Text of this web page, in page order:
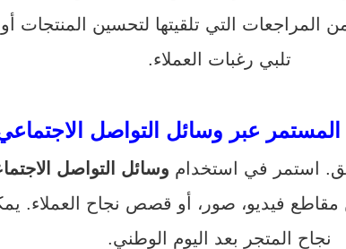
المراجعات التي تلقيتها لتحسين المنتجات
تلبي رغبات العملاء.
المستمر عبر وسائل التواصل
استمر في استخدام وسائل التواصل
فيديو، صور، أو قصص نجاح العملاء.
نجاح المتجر بعد اليوم الوطني.